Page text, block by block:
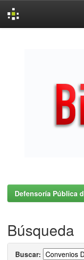
Defensoría Pública
Búsqueda
Buscar: